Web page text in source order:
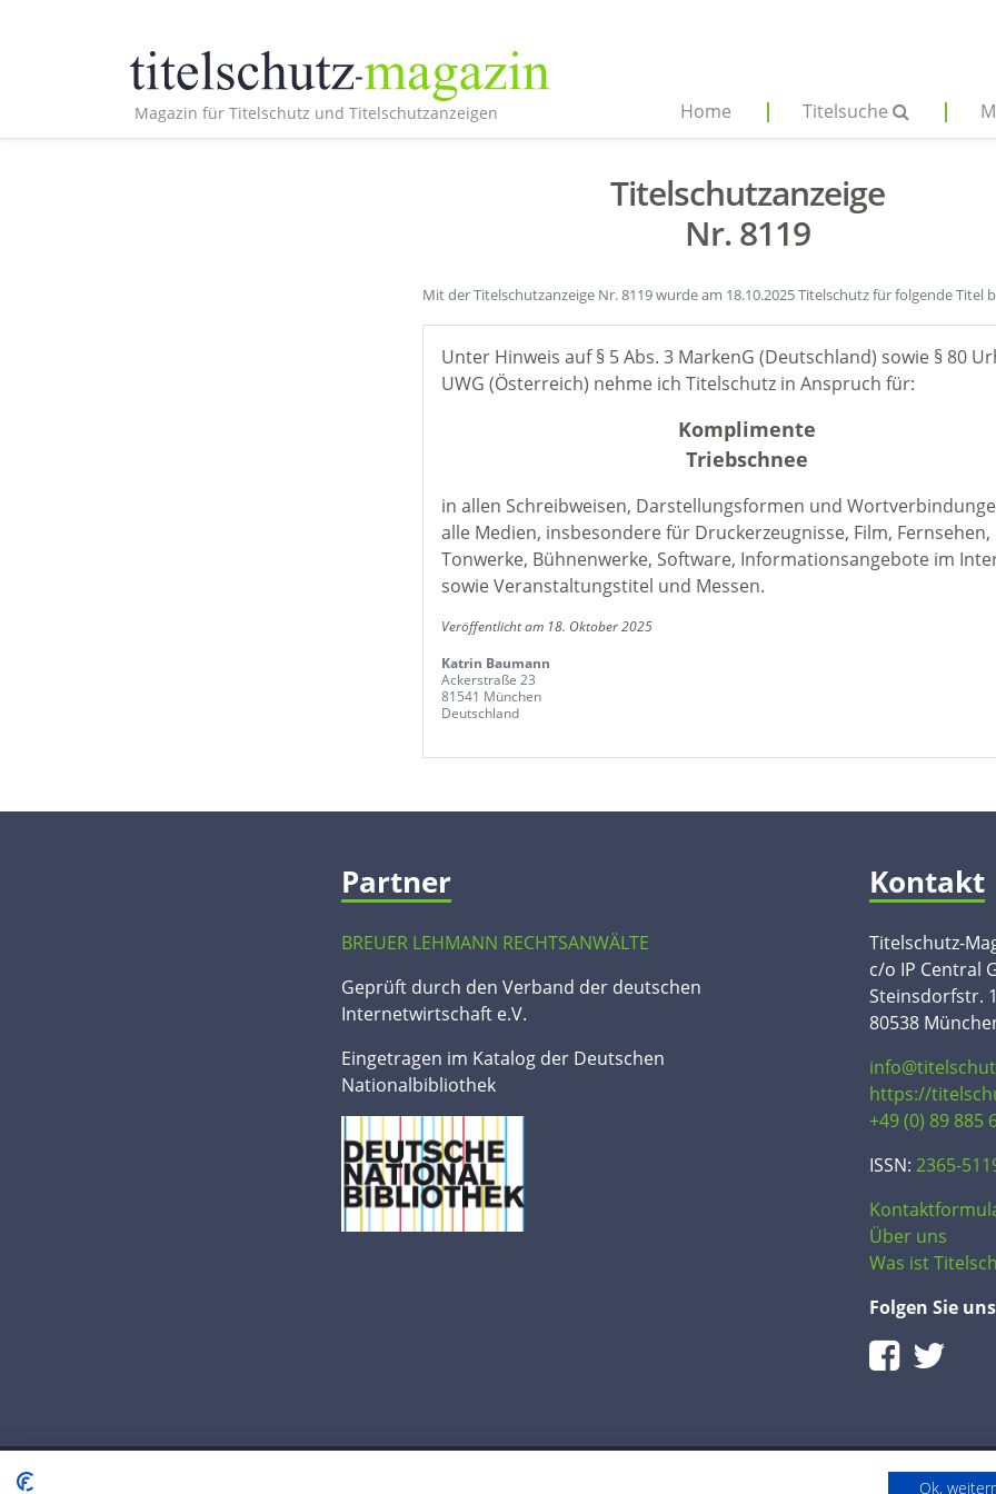
Magazin für Titelschutz und Titelschutzanzeigen Home Titelsuche
Titelschutzanzeige
Nr. 8119
Mit der Titelschutzanzeige Nr. 8119 wurde am 18.10.2025 Titelschutz für folgende Titel
Unter Hinweis auf § 5 Abs. 3 MarkenG (Deutschland) sowie § 80
UWG (Österreich) nehme ich Titelschutz in Anspruch für:
Komplimente
Triebschnee
in allen Schreibweisen, Darstellungsformen und
alle Medien, insbesondere für Druckerzeugnisse, Film, Fernsehen,
Tonwerke, Bühnenwerke, Software, Informationsangebote im
sowie Veranstaltungstitel und Messen.
Veröffentlicht am 18. Oktober 2025
Katrin Baumann
Ackerstraße 23
81541 München
Deutschland
Partner
BREUER LEHMANN RECHTSANWÄLTE
Geprüft durch den Verband der deutschen
Internetwirtschaft e.V.
Eingetragen im Katalog der Deutschen
Nationalbibliothek
Kontakt
Titelschutz-
c/o IP Central
Steinsdorfstr.
80538
https://
+49 (0) 89 885
ISSN: 2365-
Über uns
Was ist
Folgen Sie uns
Ok,